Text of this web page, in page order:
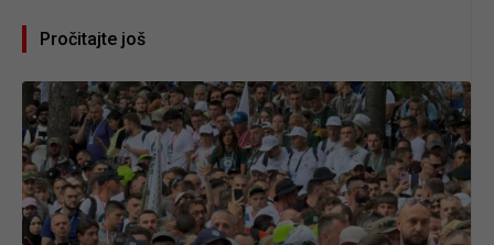
Pročitajte još